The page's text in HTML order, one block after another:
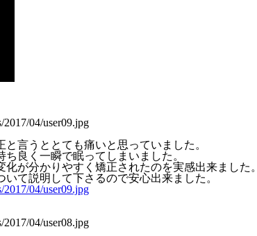
言うととても痛いと思っていました。
良く一瞬で眠ってしまいました。
が分かりやすく矯正されたのを実感出来ました。
て説明して下さるので安心出来ました。